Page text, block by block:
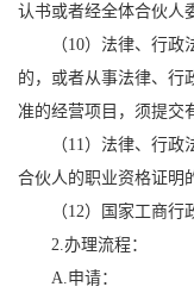
认书或者经全体合伙人
（10）法律、行
的，或者从事法律、行
准的经营项目，须提交
（11）法律、行
合伙人的职业资格证明
（12）国家工商行
2.办理流程：
A.申请：